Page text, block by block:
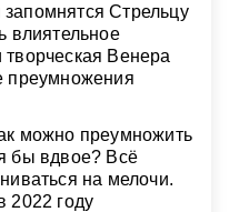
Стрельцу
влиятельное
Венера
преумножения
можно преумножить
бы вдвое? Всё
на мелочи.
2022 году